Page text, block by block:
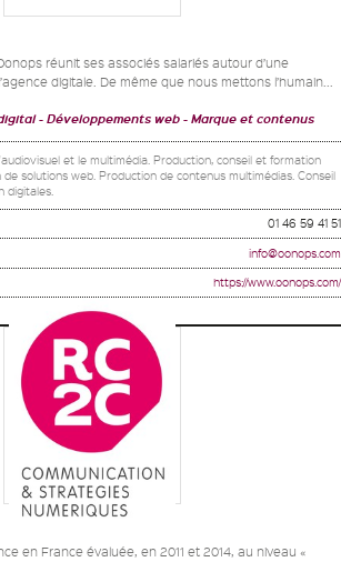
réunit ses associés salariés autour d’une
digitale. De même que nous mettons l’humain...
Développements web Marque et contenus
et le multimédia. Production, conseil et formation
solutions web. Production de contenus multimédias. Conseil
digitales.
01 46 59 41 51
info@oonops.com
https://www.oonops.com/
en France évaluée, en 2011 et 2014, au niveau «